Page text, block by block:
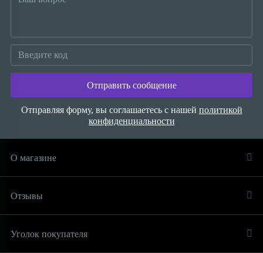
Отправить сообщение
Отправляя форму, вы соглашаетесь с нашей политикой
конфиденциальности
О магазине
Отзывы
Уголок покупателя